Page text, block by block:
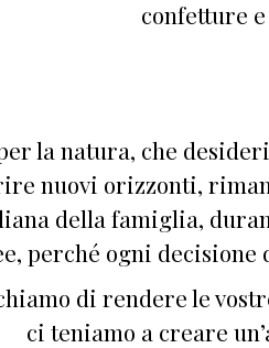
confetture
la natura, che
nuovi orizzonti,
della famiglia,
perché ogni
di rendere le
ci teniamo a creare